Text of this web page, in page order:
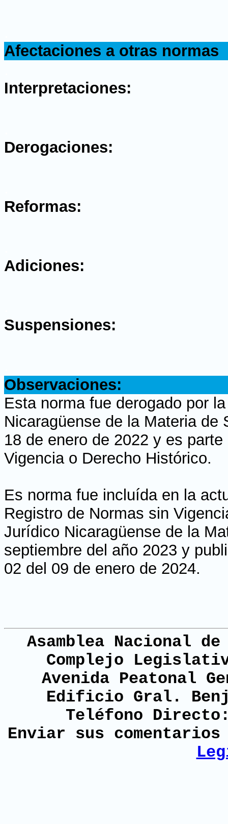
Afectaciones a otras normas
Interpretaciones:
Derogaciones:
Reformas:
Adiciones:
Suspensiones:
Observaciones:
Esta norma fue derogado por
Nicaragüense de la Materia de
18 de enero de 2022 y es
Vigencia o Derecho Histórico.
Es norma fue incluída en la
Registro de Normas sin
Jurídico Nicaragüense de la
septiembre del año 2023 y
02 del 09 de enero de 2024.
Asamblea Nacional
Complejo
Avenida Peatonal
Edificio Gral.
Teléfono
Enviar sus